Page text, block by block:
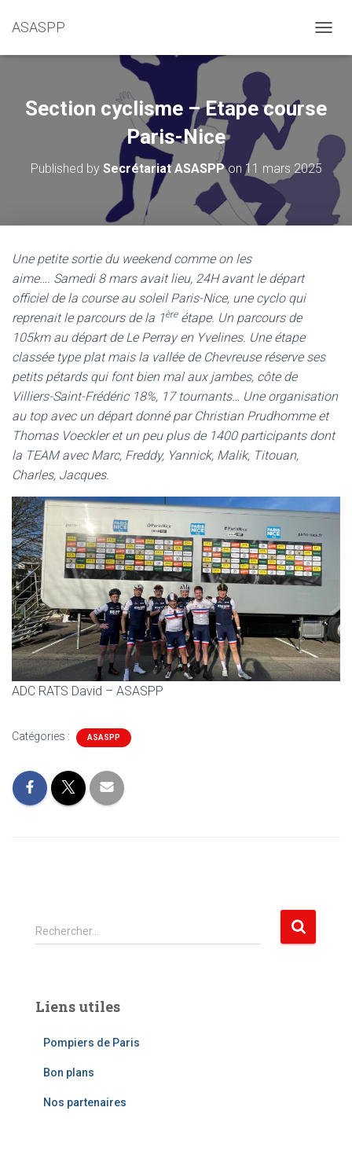
ASASPP
Section cyclisme – Etape course
Paris-Nice
Published by Secrétariat ASASPPon 11 mars 2025
Une petite sortie du weekend comme on les
aime…. Samedi 8 mars avait lieu, 24H avant le départ
officiel de la course au soleil Paris-Nice, une cyclo qui
reprenait le parcours de la 1èreétape. Un parcours de
105km au départ de Le Perray en Yvelines. Une étape
classée type plat mais la vallée de Chevreuse réserve ses
petits pétards qui font bien mal aux jambes, côte de
Villiers-Saint-Frédéric 18%, 17 tournants… Une organisation
au top avec un départ donné par Christian Prudhomme et
Thomas Voeckler et un peu plus de 1400 participants dont
la TEAM avec Marc, Freddy, Yannick, Malik, Titouan,
Charles, Jacques.
ADC RATS David – ASASPP
Catégories : ASASPP
R
e
r
Rechercher…
Liens utiles
Pompiers de Paris
Bon plans
Nos partenaires